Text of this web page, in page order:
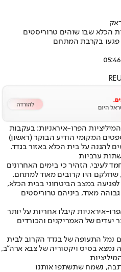
הכלא שבו שוהים טרוריסטים
פגעו בקרבת המתחם
הפרו-איראניות: בעקבות
המקומי הודיע הבוקר (ראשון)
להגנה על בית הכלא באזור בגדד.
ערביות
לעיבי, הזהיר כי בימים האחרונים
שחלקם היו קרובים מאוד למתחם.
במצב הביטחוני בבית הכלא,
מאוד, ביניהם טרוריסטים
איראניות קיבלו אחריות על יותר
יעדים של האמריקנים והכורדים
נמל התעופה של בגדד הקרוב לבית
בסיס ויקטוריה של צבא ארה"ב,
נשמח שתשתפו אותנו